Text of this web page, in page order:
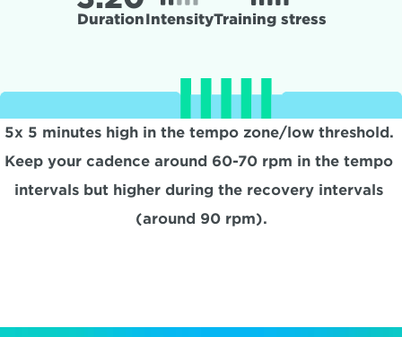
DurationIntensityTraining stress
5x 5 minutes high in the tempo zone/low threshold.
Keep your cadence around 60-70 rpm in the tempo
intervals but higher during the recovery intervals
(around 90 rpm).